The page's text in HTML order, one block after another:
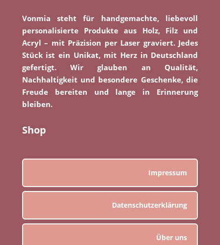
Vonmia steht für handgemachte, liebevoll
personalisierte Produkte aus Holz, Filz und
Acryl – mit Präzision per Laser graviert. Jedes
Stück ist ein Unikat, mit Herz in Deutschland
gefertigt. Wir glauben an Qualität,
Nachhaltigkeit und besondere Geschenke, die
Freude bereiten und lange in Erinnerung
bleiben.
Shop
Impressum
Datenschutzerklärung
Über uns